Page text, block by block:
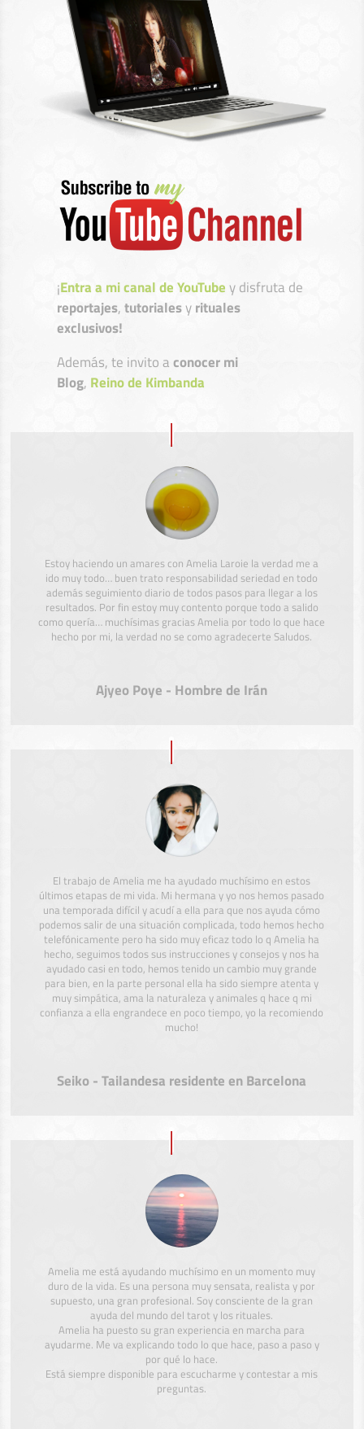
¡Entra a mi canal de YouTubey disfruta de
reportajes,tutorialesyrituales
exclusivos!
Además, te invito aconocer mi
Blog, Reino de Kimbanda
Estoy haciendo un amares con Amelia Laroie la verdad me a
ido muy todo… buen trato responsabilidad seriedad en todo
además seguimiento diario de todos pasos para llegar a los
resultados. Por fin estoy muy contento porque todo a salido
como quería… muchísimas gracias Amelia por todo lo que hace
hecho por mi, la verdad no se como agradecerte Saludos.
Ajyeo Poye - Hombre de Irán
El trabajo de Amelia me ha ayudado muchísimo en estos
últimos etapas de mi vida. Mi hermana y yo nos hemos pasado
una temporada difícil y acudí a ella para que nos ayuda cómo
podemos salir de una situación complicada, todo hemos hecho
telefónicamente pero ha sido muy eficaz todo lo q Amelia ha
hecho, seguimos todos sus instrucciones y consejos y nos ha
ayudado casi en todo, hemos tenido un cambio muy grande
para bien, en la parte personal ella ha sido siempre atenta y
muy simpática, ama la naturaleza y animales q hace q mi
confianza a ella engrandece en poco tiempo, yo la recomiendo
mucho!
Seiko - Tailandesa residente en Barcelona
Amelia me está ayudando muchísimo en un momento muy
duro de la vida. Es una persona muy sensata, realista y por
supuesto, una gran profesional. Soy consciente de la gran
ayuda del mundo del tarot y los rituales.
Amelia ha puesto su gran experiencia en marcha para
ayudarme. Me va explicando todo lo que hace, paso a paso y
por qué lo hace.
Está siempre disponible para escucharme y contestar a mis
preguntas.